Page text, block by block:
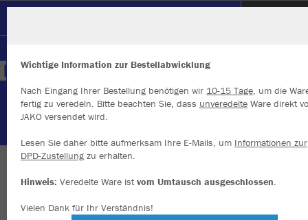
WIR SIND HERTHA
Wichtige Information zur Bestellabwicklung
Nach Eingang Ihrer Bestellung benötigen wir 10-15 Tage, um die
fertig zu veredeln. Bitte beachten Sie, dass unveredelte Ware direkt
JAKO versendet wird.
Lesen Sie daher bitte aufmerksam Ihre E-Mails, um Informationen zur
DPD-Zustellung zu erhalten.
Hinweis: Veredelte Ware istvom Umtausch ausgeschlossen.
Vielen Dank für Ihr Verständnis!
Wir verwenden Cookies
Inhalte anzeigen und unsere Website verbessern. Weitere
zu den Cookies findest Du in den Einstellungen.
Alle akzeptieren
Alle ablehnen